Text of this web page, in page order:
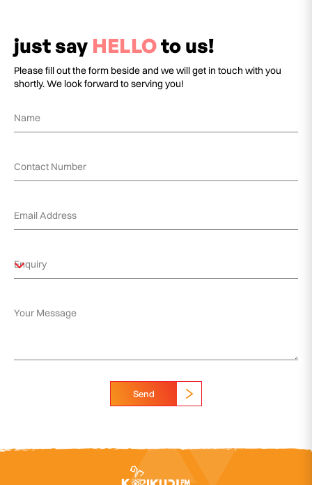
just say HELLOto us!
Please fill out the form beside and we will get in touch with you
shortly. We look forward to serving you!
Send